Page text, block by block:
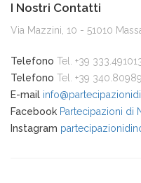
I Nostri Contatti
Via Mazzini, 10 - 51010
Telefono Tel. +39
Telefono Tel. +39
E-mail
Facebook Partecipazioni di
Instagram